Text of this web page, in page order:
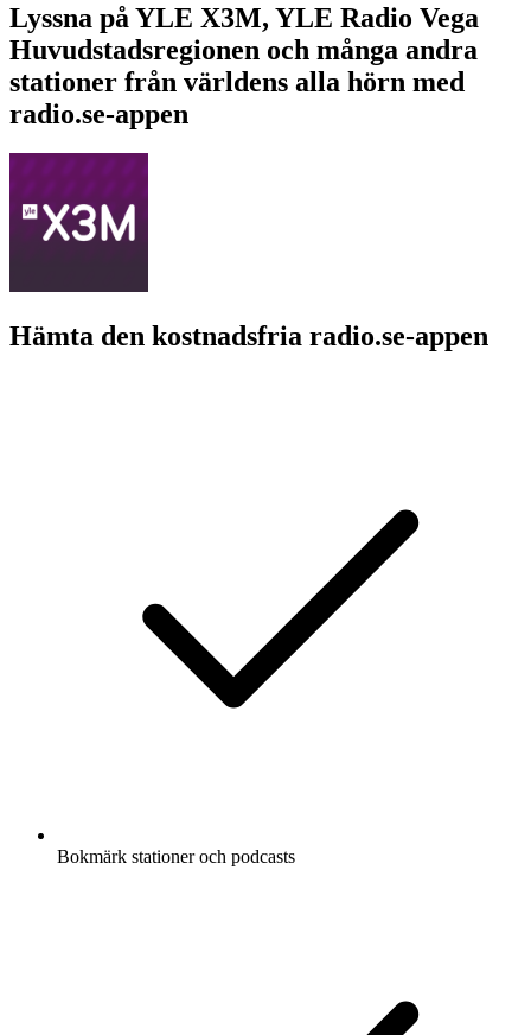
Lyssna på YLE X3M, YLE Radio Vega
Huvudstadsregionen och många andra
stationer från världens alla hörn med
radio.se-appen
Hämta den kostnadsfria radio.se-appen
Bokmärk stationer och podcasts